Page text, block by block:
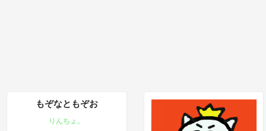
もぞなともぞお
りんちょ。